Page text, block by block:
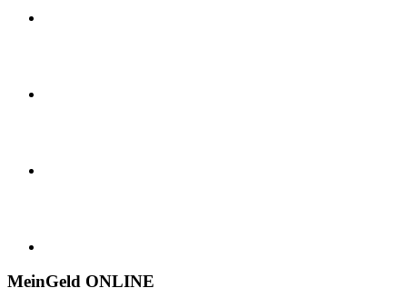
MeinGeld ONLINE